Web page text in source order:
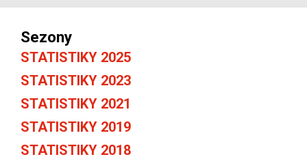
Sezony
STATISTIKY 2025
STATISTIKY 2023
STATISTIKY 2021
STATISTIKY 2019
STATISTIKY 2018